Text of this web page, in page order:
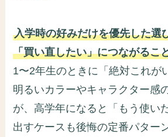
入学時の好みだけを優先した選
「買い直したい」につながるこ
1〜2年生のときに「絶対これが
明るいカラーやキャラクター感
が、高学年になると「もう使い
出すケースも後悔の定番パター